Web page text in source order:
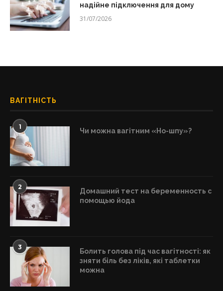
надійне підключення для дому
31/07/2026
ВАГІТНІСТЬ
1 Чи можна вагітним «Но-шпу»?
2
Домашний тест на беременность с
помощью йода
3
Болить голова під час вагітності: як
зняти біль без ліків, які таблетки
можна